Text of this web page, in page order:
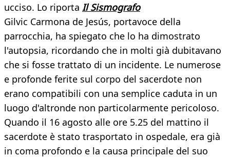
ucciso. Lo riporta Il Sismografo
Gilvic Carmona de Jesús, portavoce della
parrocchia, ha spiegato che lo ha dimostrato
l'autopsia, ricordando che in molti già dubitavano
che si fosse trattato di un incidente. Le numerose
e profonde ferite sul corpo del sacerdote non
erano compatibili con una semplice caduta in un
luogo d'altronde non particolarmente pericoloso.
Quando il 16 agosto alle ore 5.25 del mattino il
sacerdote è stato trasportato in ospedale, era già
in coma profondo e la causa principale del suo